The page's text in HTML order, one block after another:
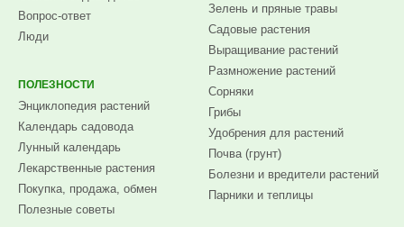
Вопрос-ответ
Люди
ПОЛЕЗНОСТИ
Энциклопедия растений
Календарь садовода
Лунный календарь
Лекарственные растения
Покупка, продажа, обмен
Полезные советы
Зелень и пряные травы
Садовые растения
Выращивание растений
Размножение растений
Сорняки
Грибы
Удобрения для растений
Почва (грунт)
Болезни и вредители растений
Парники и теплицы